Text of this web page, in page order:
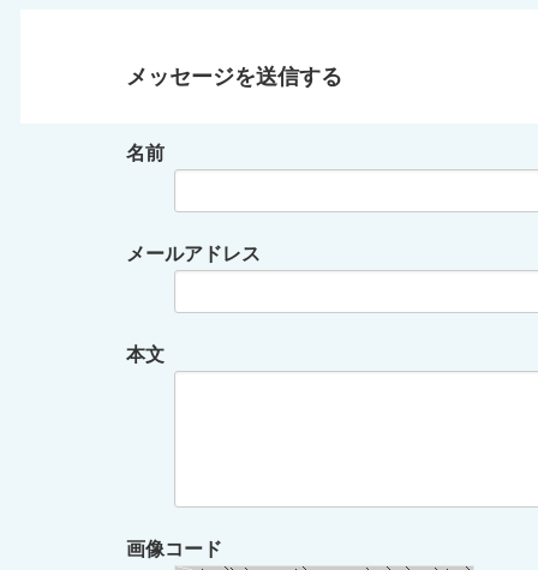
メッセージを送信する
名前
メールアドレス
本文
画像コード